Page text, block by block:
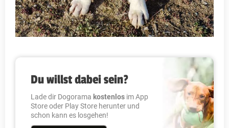
Du willst dabei sein?
Lade dir Dogorama kostenlos im App
Store oder Play Store herunter und
schon kann es losgehen!